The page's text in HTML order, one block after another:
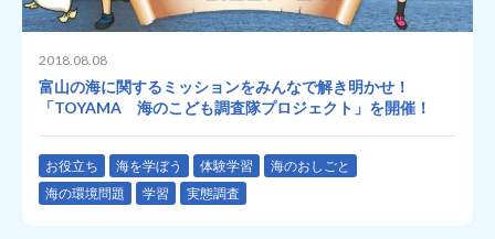
2018.08.08
富山の海に関するミッションをみんなで解き明かせ！
「TOYAMA 海のこども調査隊プロジェクト」を開催！
お役立ち 海を学ぼう 体験学習
海のおしごと
海の環境問題
学習 実態調査